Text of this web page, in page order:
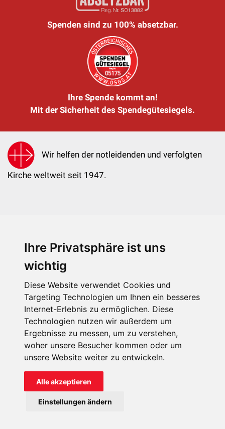
Ihre Privatsphäre ist uns
wichtig
Diese Website verwendet Cookies und
Targeting Technologien um Ihnen ein besseres
Internet-Erlebnis zu ermöglichen. Diese
Technologien nutzen wir außerdem um
Ergebnisse zu messen, um zu verstehen,
woher unsere Besucher kommen oder um
unsere Website weiter zu entwickeln.
Alle akzeptieren
Einstellungen ändern
Spenden sind zu 100% absetzbar.
Ihre Spende kommt an!
Mit der Sicherheit des Spendegütesiegels.
Wir helfen der notleidenden und verfolgten
Kirche weltweit seit 1947.
KIRCHE IN NOT - Österreich
kin@kircheinnot.at
KIN weltweit
Impressum Datenschutz